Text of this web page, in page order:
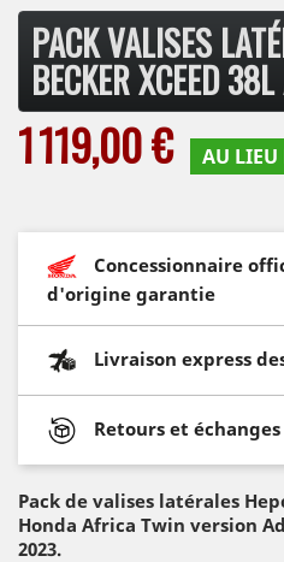
PACK VALISES
BECKER XCEED
1 119,00 € AU LIEU
Concessionnaire
d'origine garantie
Livraison express
Retours et
Pack de valises latérales
Honda Africa Twin version
2023.